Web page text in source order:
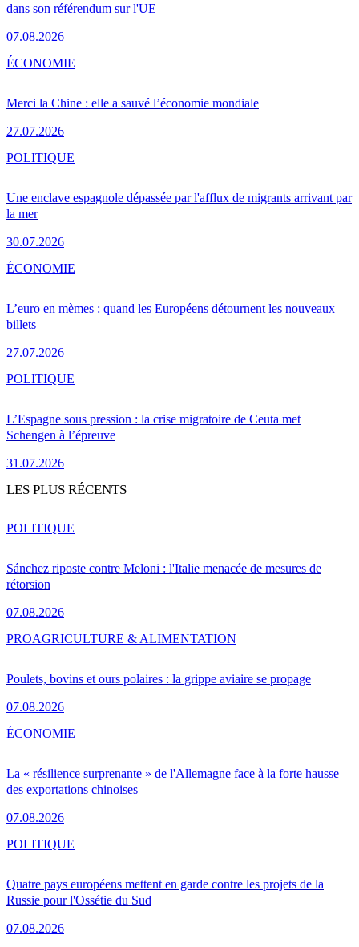
dans son référendum sur l'UE
07.08.2026
Merci la Chine : elle a sauvé l’économie mondiale
27.07.2026
ÉCONOMIE
Une enclave espagnole dépassée par l'afflux de migrants arrivant par
la mer
30.07.2026
POLITIQUE
L’euro en mèmes : quand les Européens détournent les nouveaux
billets
27.07.2026
ÉCONOMIE
L’Espagne sous pression : la crise migratoire de Ceuta met
Schengen à l’épreuve
31.07.2026
POLITIQUE
LES PLUS RÉCENTS
Sánchez riposte contre Meloni : l'Italie menacée de mesures de
rétorsion
07.08.2026
POLITIQUE
Poulets, bovins et ours polaires : la grippe aviaire se propage
07.08.2026
PROAGRICULTURE & ALIMENTATION
La « résilience surprenante » de l'Allemagne face à la forte hausse
des exportations chinoises
07.08.2026
ÉCONOMIE
Quatre pays européens mettent en garde contre les projets de la
Russie pour l'Ossétie du Sud
07.08.2026
POLITIQUE